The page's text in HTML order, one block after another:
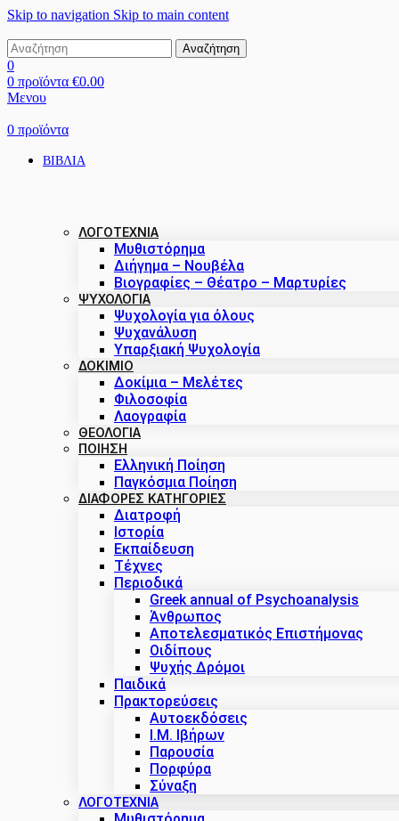
Skip to navigation Skip to main content
Αναζήτηση
0
0 προϊόντα €0.00
Μενου
0 προϊόντα
ΒΙΒΛΙΑ
ΛΟΓΟΤΕΧΝΙΑ
Μυθιστόρημα
Διήγημα – Νουβέλα
Βιογραφίες – Θέατρο – Μαρτυρίες
ΨΥΧΟΛΟΓΙΑ
Ψυχολογία για όλους
Ψυχανάλυση
Υπαρξιακή Ψυχολογία
ΔΟΚΊΜΙΟ
Δοκίμια – Μελέτες
Φιλοσοφία
Λαογραφία
ΘΕΟΛΟΓΙΑ
ΠΟΙΗΣΗ
Ελληνική Ποίηση
Παγκόσμια Ποίηση
ΔΙΑΦΟΡΕΣ ΚΑΤΗΓΟΡΙΕΣ
Διατροφή
Ιστορία
Εκπαίδευση
Τέχνες
Περιοδικά
Greek annual of Psychoanalysis
Άνθρωπος
Αποτελεσματικός Επιστήμονας
Οιδίπους
Ψυχής Δρόμοι
Παιδικά
Πρακτoρεύσεις
Αυτοεκδόσεις
Ι.Μ. Ιβήρων
Παρουσία
Πορφύρα
Σύναξη
ΛΟΓΟΤΕΧΝΙΑ